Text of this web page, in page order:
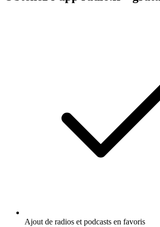
Ajout de radios et podcasts en favoris